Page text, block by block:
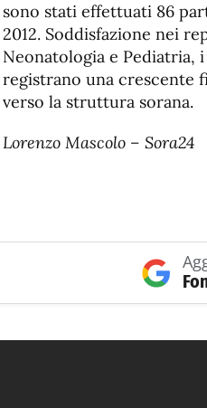
sono stati effettuati 86
2012. Soddisfazione nei
Neonatologia e
registrano una
verso la struttura sorana.
Lorenzo Mascolo – Sora24